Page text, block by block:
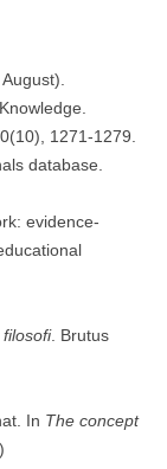
1271-1279.
database.
evidence-
. Brutus
In The concept